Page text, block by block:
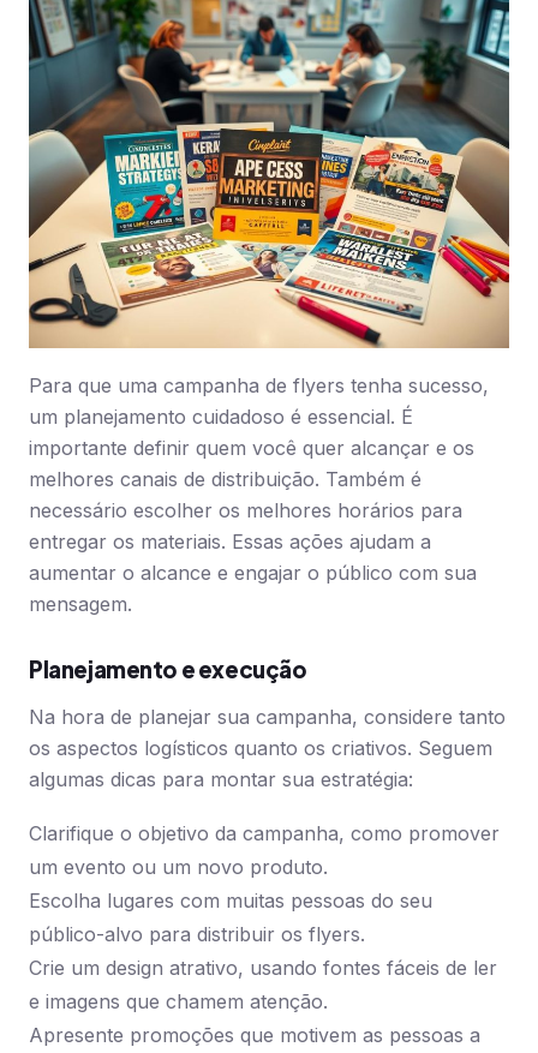
Para que uma campanha de flyers tenha sucesso,
um planejamento cuidadoso é essencial. É
importante definir quem você quer alcançar e os
melhores canais de distribuição. Também é
necessário escolher os melhores horários para
entregar os materiais. Essas ações ajudam a
aumentar o alcance e engajar o público com sua
mensagem.
Planejamento e execução
Na hora de planejar sua campanha, considere tanto
os aspectos logísticos quanto os criativos. Seguem
algumas dicas para montar sua estratégia:
Clarifique o objetivo da campanha, como promover
um evento ou um novo produto.
Escolha lugares com muitas pessoas do seu
público-alvo para distribuir os flyers.
Crie um design atrativo, usando fontes fáceis de ler
e imagens que chamem atenção.
Apresente promoções que motivem as pessoas a